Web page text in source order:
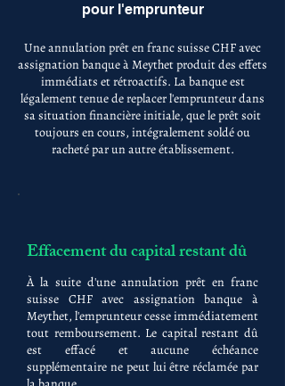
pour l'emprunteur
Une annulation prêt en franc suisse CHF avec
assignation banque à Meythet produit des effets
immédiats et rétroactifs. La banque est
légalement tenue de replacer l'emprunteur dans
sa situation financière initiale, que le prêt soit
toujours en cours, intégralement soldé ou
racheté par un autre établissement.
Effacement du capital restant dû
À la suite d'une annulation prêt en franc
suisse CHF avec assignation banque à
Meythet, l'emprunteur cesse immédiatement
tout remboursement. Le capital restant dû
est effacé et aucune échéance
supplémentaire ne peut lui être réclamée par